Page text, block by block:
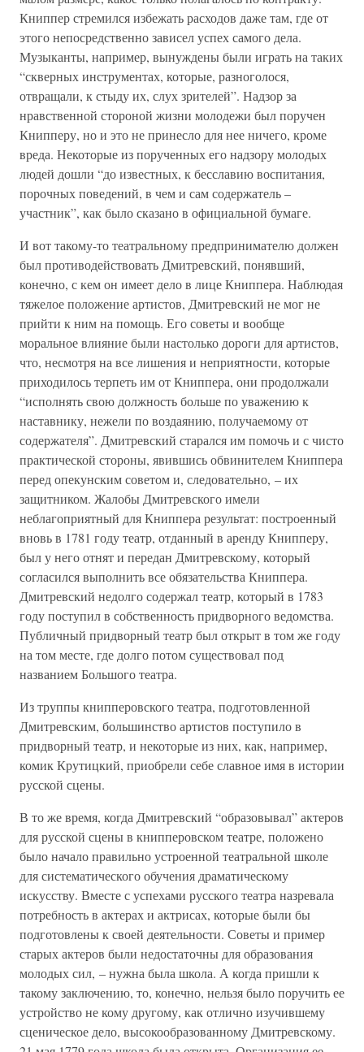
Книппер стремился избежать расходов даже там, где от
этого непосредственно зависел успех самого дела.
Музыканты, например, вынуждены были играть на таких
“скверных инструментах, которые, разноголося,
отвращали, к стыду их, слух зрителей”. Надзор за
нравственной стороной жизни молодежи был поручен
Книпперу, но и это не принесло для нее ничего, кроме
вреда. Некоторые из порученных его надзору молодых
людей дошли “до известных, к бесславию воспитания,
порочных поведений, в чем и сам содержатель –
участник”, как было сказано в официальной бумаге.
И вот такому-то театральному предпринимателю должен
был противодействовать Дмитревский, понявший,
конечно, с кем он имеет дело в лице Книппера. Наблюдая
тяжелое положение артистов, Дмитревский не мог не
прийти к ним на помощь. Его советы и вообще
моральное влияние были настолько дороги для артистов,
что, несмотря на все лишения и неприятности, которые
приходилось терпеть им от Книппера, они продолжали
“исполнять свою должность больше по уважению к
наставнику, нежели по воздаянию, получаемому от
содержателя”. Дмитревский старался им помочь и с чисто
практической стороны, явившись обвинителем Книппера
перед опекунским советом и, следовательно, – их
защитником. Жалобы Дмитревского имели
неблагоприятный для Книппера результат: построенный
вновь в 1781 году театр, отданный в аренду Книпперу,
был у него отнят и передан Дмитревскому, который
согласился выполнить все обязательства Книппера.
Дмитревский недолго содержал театр, который в 1783
году поступил в собственность придворного ведомства.
Публичный придворный театр был открыт в том же году
на том месте, где долго потом существовал под
названием Большого театра.
Из труппы книпперовского театра, подготовленной
Дмитревским, большинство артистов поступило в
придворный театр, и некоторые из них, как, например,
комик Крутицкий, приобрели себе славное имя в истории
русской сцены.
В то же время, когда Дмитревский “образовывал” актеров
для русской сцены в книпперовском театре, положено
было начало правильно устроенной театральной школе
для систематического обучения драматическому
искусству. Вместе с успехами русского театра назревала
потребность в актерах и актрисах, которые были бы
подготовлены к своей деятельности. Советы и пример
старых актеров были недостаточны для образования
молодых сил, – нужна была школа. А когда пришли к
такому заключению, то, конечно, нельзя было поручить ее
устройство не кому другому, как отлично изучившему
сценическое дело, высокообразованному Дмитревскому.